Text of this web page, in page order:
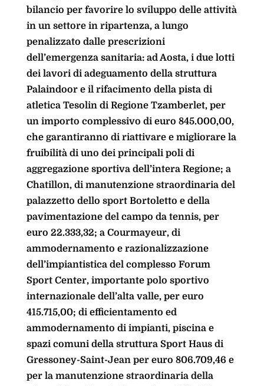
bilancio per favorire lo sviluppo delle attività
in un settore in ripartenza, a lungo
penalizzato dalle prescrizioni
dell’emergenza sanitaria: ad Aosta, i due lotti
dei lavori di adeguamento della struttura
Palaindoor e il rifacimento della pista di
atletica Tesolin di Regione Tzamberlet, per
un importo complessivo di euro 845.000,00,
che garantiranno di riattivare e migliorare la
fruibilità di uno dei principali poli di
aggregazione sportiva dell’intera Regione; a
Chatillon, di manutenzione straordinaria del
palazzetto dello sport Bortoletto e della
pavimentazione del campo da tennis, per
euro 22.333,32; a Courmayeur, di
ammodernamento e razionalizzazione
dell’impiantistica del complesso Forum
Sport Center, importante polo sportivo
internazionale dell’alta valle, per euro
415.715,00; di efficientamento ed
ammodernamento di impianti, piscina e
spazi comuni della struttura Sport Haus di
Gressoney-Saint-Jean per euro 806.709,46 e
per la manutenzione straordinaria della